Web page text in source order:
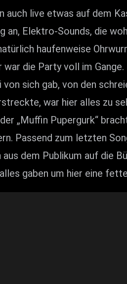
auch live etwas auf dem
an, Elektro-Sounds, die
haufenweise
die Party voll im
sich gab, von den
war hier alles zu
„Muffin Pupergurk“
Passend zum letzten
dem Publikum auf die
gaben um hier eine